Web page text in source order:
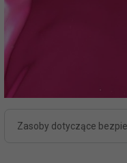
Zasoby dotyczące